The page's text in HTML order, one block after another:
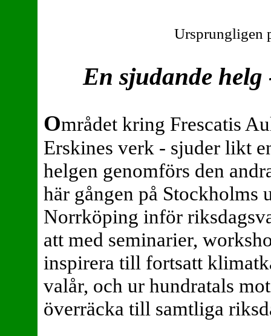
Ursprungligen
En sjudande
Området kring Frescatis
Erskines verk - sjuder likt
helgen genomförs den
här gången på Stockholms
Norrköping inför
att med seminarier,
inspirera till fortsatt
valår, och ur hundratals
överräcka till samtliga